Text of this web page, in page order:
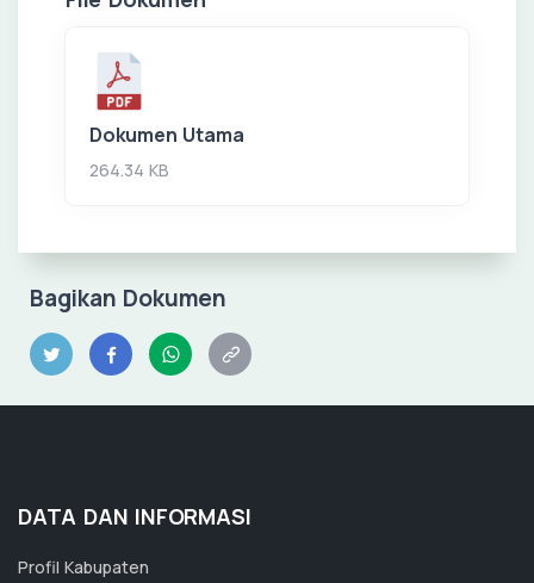
Dokumen Utama
264.34 KB
Bagikan Dokumen
DATA DAN INFORMASI
Profil Kabupaten